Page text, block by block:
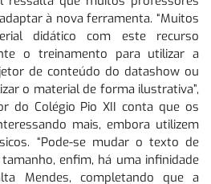
à nova ferramenta. “Muitos
didático com este recurso
o treinamento para utilizar a
de conteúdo do datashow ou
o material de forma ilustrativa”,
do Colégio Pio XII conta que os
mais, embora utilizem
“Pode-se mudar o texto de
enfim, há uma infinidade
Mendes, completando que a